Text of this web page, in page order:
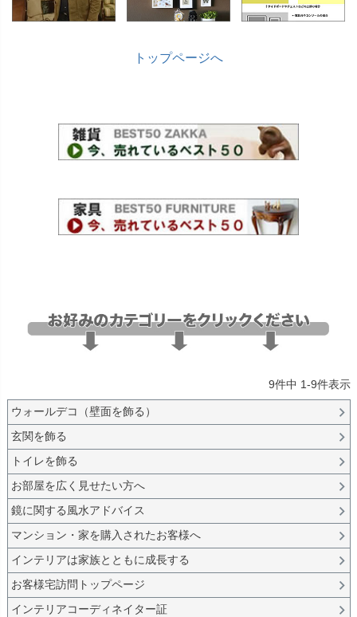
トップページへ
9件中 1-9件表示
ウォールデコ（壁面を飾る）
玄関を飾る
トイレを飾る
お部屋を広く見せたい方へ
鏡に関する風水アドバイス
マンション・家を購入されたお客様へ
インテリアは家族とともに成長する
お客様宅訪問トップページ
インテリアコーディネイター証
ブラウン色
ウォールナット色
ホワイト色
雑貨のカラー
在庫なし商品
在庫なし商品を表示しない
バンドル販売
予約商品
予約商品のみを表示
並び順
新着順
登録順
価格が安い順
価格が高い順